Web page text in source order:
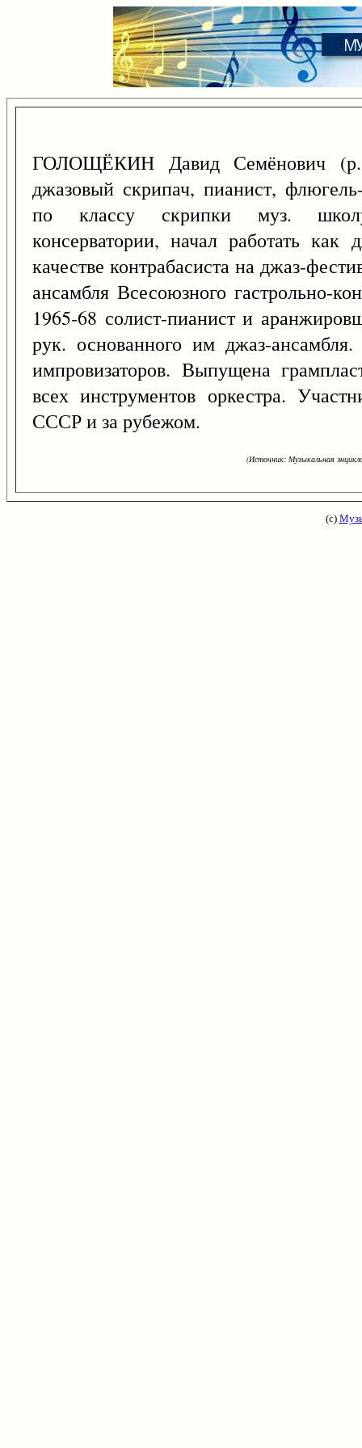
ГОЛОЩЁКИН Давид Семёнович
джазовый скрипач, пианист,
по классу скрипки муз.
консерватории, начал работать
качестве контрабасиста на джаз-
ансамбля Всесоюзного гастрольно-
1965-68 солист-пианист и
рук. основанного им джаз-
импровизаторов. Выпущена
всех инструментов оркестра.
СССР и за рубежом.
(Источник: Музыкальная
(с)